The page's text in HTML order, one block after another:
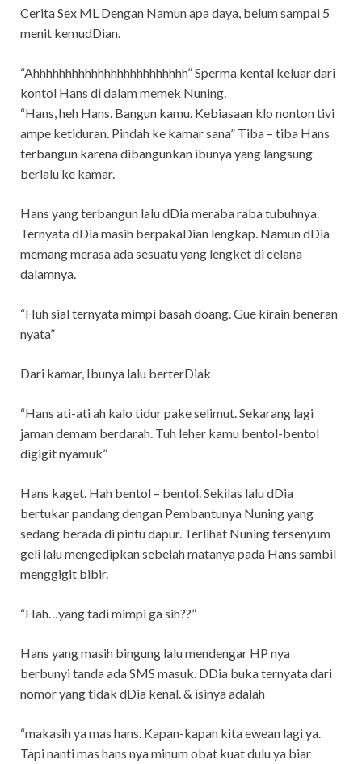
Cerita Sex ML Dengan Namun apa daya, belum sampai 5
menit kemudDian.
“Ahhhhhhhhhhhhhhhhhhhhhhhh” Sperma kental keluar dari
kontol Hans di dalam memek Nuning.
“Hans, heh Hans. Bangun kamu. Kebiasaan klo nonton tivi
ampe ketiduran. Pindah ke kamar sana” Tiba – tiba Hans
terbangun karena dibangunkan ibunya yang langsung
berlalu ke kamar.
Hans yang terbangun lalu dDia meraba raba tubuhnya.
Ternyata dDia masih berpakaDian lengkap. Namun dDia
memang merasa ada sesuatu yang lengket di celana
dalamnya.
“Huh sial ternyata mimpi basah doang. Gue kirain beneran
nyata”
Dari kamar, Ibunya lalu berterDiak
“Hans ati-ati ah kalo tidur pake selimut. Sekarang lagi
jaman demam berdarah. Tuh leher kamu bentol-bentol
digigit nyamuk”
Hans kaget. Hah bentol – bentol. Sekilas lalu dDia
bertukar pandang dengan Pembantunya Nuning yang
sedang berada di pintu dapur. Terlihat Nuning tersenyum
geli lalu mengedipkan sebelah matanya pada Hans sambil
menggigit bibir.
“Hah…yang tadi mimpi ga sih??”
Hans yang masih bingung lalu mendengar HP nya
berbunyi tanda ada SMS masuk. DDia buka ternyata dari
nomor yang tidak dDia kenal. & isinya adalah
“makasih ya mas hans. Kapan-kapan kita ewean lagi ya.
Tapi nanti mas hans nya minum obat kuat dulu ya biar